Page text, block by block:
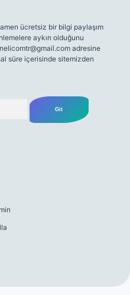
ücretsiz bir bilgi paylaşım
aykırı olduğunu
adresine
süre içerisinde sitemizden